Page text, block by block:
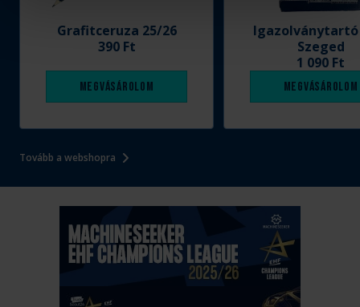
Tovább a webshopra
Grafitceruza 25/26
390 Ft
Megvásárolom
Szeged
1 090 Ft
Megvásárolom